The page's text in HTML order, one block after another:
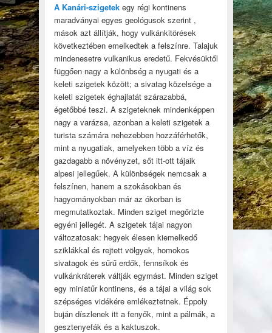
A Kanári-szigetekegy régi kontinens
maradványai egyes geológusok szerint ,
mások azt állítják, hogy vulkánkitörések
következtében emelkedtek a felszínre. Talajuk
mindenesetre vulkanikus eredetű. Fekvésüktől
függően nagy a különbség a nyugati és a
keleti szigetek között; a sivatag közelsége a
keleti szigetek éghajlatát szárazabbá,
égetőbbé teszi. A szigeteknek mindenképpen
nagy a varázsa, azonban a keleti szigetek a
turista számára nehezebben hozzáférhetők,
mint a nyugatiak, amelyeken több a víz és
gazdagabb a növényzet, sőt itt-ott tájaik
alpesi jellegűek. A különbségek nemcsak a
felszínen, hanem a szokásokban és
hagyományokban már az ókorban is
megmutatkoztak. Minden sziget megőrizte
egyéni jellegét. A szigetek tájai nagyon
változatosak: hegyek élesen kiemelkedő
sziklákkal és rejtett völgyek, homokos
sivatagok és sűrű erdők, fennsíkok és
vulkánkráterek váltják egymást. Minden sziget
egy miniatűr kontinens, és a tájai a világ sok
szépséges vidékére emlékeztetnek. Éppoly
buján díszlenek itt a fenyők, mint a pálmák, a
gesztenyefák és a kaktuszok.